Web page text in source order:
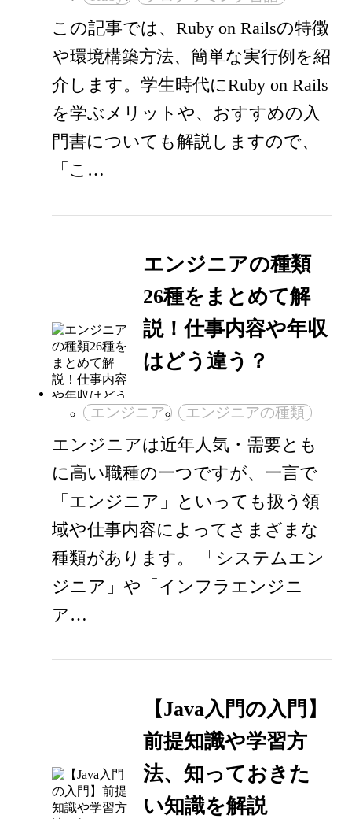
この記事では、Ruby on Railsの特徴
や環境構築方法、簡単な実行例を紹
介します。学生時代にRuby on Rails
を学ぶメリットや、おすすめの入
門書についても解説しますので、
「こ…
エンジニアの種類
26種をまとめて解
説！仕事内容や年収
はどう違う？
エンジニア エンジニアの種類
エンジニアは近年人気・需要とも
に高い職種の一つですが、一言で
「エンジニア」といっても扱う領
域や仕事内容によってさまざまな
種類があります。 「システムエン
ジニア」や「インフラエンジニ
ア…
【Java入門の入門】
前提知識や学習方
法、知っておきた
い知識を解説